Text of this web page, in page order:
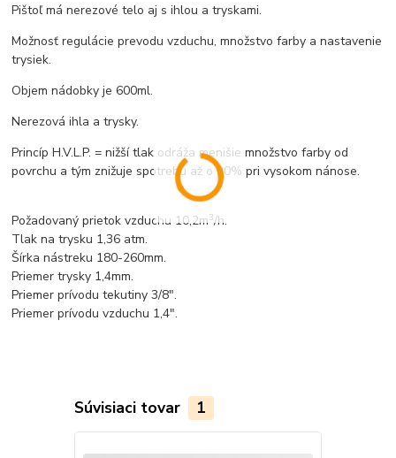
Pištoľ má nerezové telo aj s ihlou a tryskami.
Možnosť regulácie prevodu vzduchu, množstvo farby a nastavenie
trysiek.
Objem nádobky je 600ml.
Nerezová ihla a trysky.
Princíp H.V.L.P. = nižší tlak odráža menišie množstvo farby od
povrchu a tým znižuje spotrebu až o 30% pri vysokom nánose.
Požadovaný prietok vzduchu 10,2m3/h.
Tlak na trysku 1,36 atm.
Šírka nástreku 180-260mm.
Priemer trysky 1,4mm.
Priemer prívodu tekutiny 3/8".
Priemer prívodu vzduchu 1,4".
Súvisiaci tovar 1